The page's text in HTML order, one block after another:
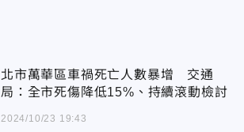
北市萬華區車禍死亡人數暴增 交通
局：全市死傷降低15%、持續滾動檢討
2024/10/23 19:43